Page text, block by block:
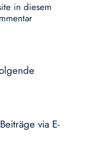
in diesem
via E-